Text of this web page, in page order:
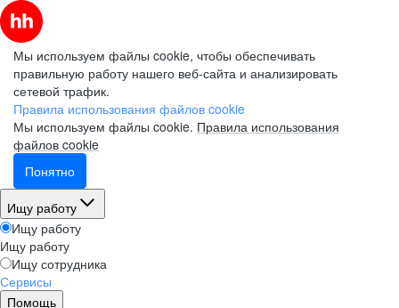
Мы используем файлы cookie, чтобы обеспечивать
правильную работу нашего веб-сайта и анализировать
сетевой трафик.
Правила использования файлов cookie
Мы используем файлы cookie. Правила использования
файлов cookie
Понятно
Ищу работу
Ищу работу
Ищу работу
Ищу сотрудника
Сервисы
Помощь